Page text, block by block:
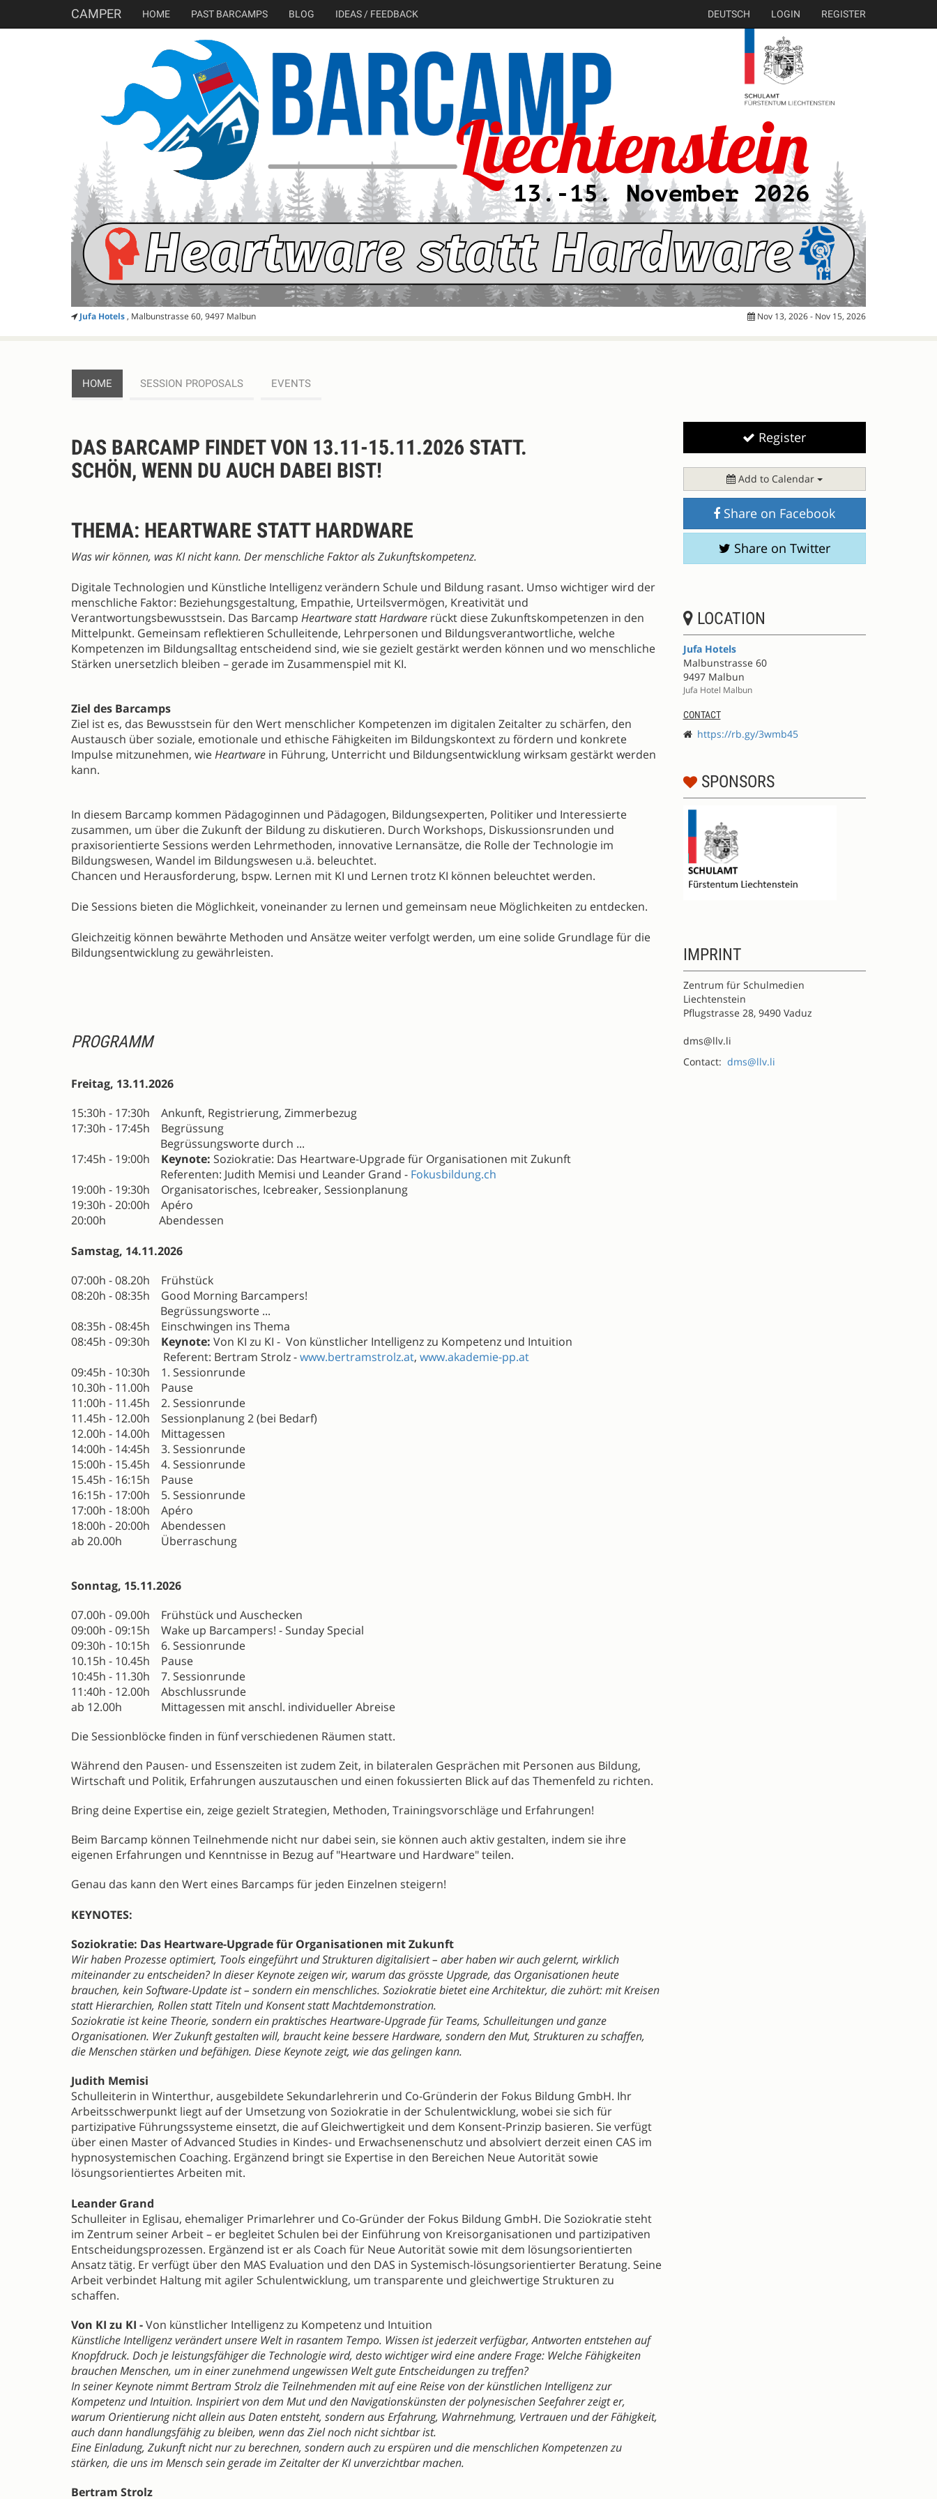
CAMPER HOME PAST BARCAMPS BLOG IDEAS / FEEDBACK DEUTSCH LOGIN REGISTER
Jufa Hotels, Malbunstrasse 60, 9497 Malbun Nov 13, 2026 - Nov 15, 2026
HOME SESSION PROPOSALS EVENTS
DESCRIPTION
DAS BARCAMP FINDET VON 13.11-15.11.2026 STATT.
SCHÖN, WENN DU AUCH DABEI BIST!
THEMA: HEARTWARE STATT HARDWARE
Was wir können, was KI nicht kann. Der menschliche Faktor als Zukunftskompetenz.
Digitale Technologien und Künstliche Intelligenz verändern Schule und Bildung rasant. Umso wichtiger wird der
menschliche Faktor: Beziehungsgestaltung, Empathie, Urteilsvermögen, Kreativität und
Verantwortungsbewusstsein. Das Barcamp Heartware statt Hardware rückt diese Zukunftskompetenzen in den
Mittelpunkt. Gemeinsam reflektieren Schulleitende, Lehrpersonen und Bildungsverantwortliche, welche
Kompetenzen im Bildungsalltag entscheidend sind, wie sie gezielt gestärkt werden können und wo menschliche
Stärken unersetzlich bleiben – gerade im Zusammenspiel mit KI.
Ziel des Barcamps
Ziel ist es, das Bewusstsein für den Wert menschlicher Kompetenzen im digitalen Zeitalter zu schärfen, den
Austausch über soziale, emotionale und ethische Fähigkeiten im Bildungskontext zu fördern und konkrete
Impulse mitzunehmen, wieHeartware in Führung, Unterricht und Bildungsentwicklung wirksam gestärkt werden
kann.
In diesem Barcamp kommen Pädagoginnen und Pädagogen, Bildungsexperten, Politiker und Interessierte
zusammen, um über die Zukunft der Bildung zu diskutieren. Durch Workshops, Diskussionsrunden und
praxisorientierte Sessions werden Lehrmethoden, innovative Lernansätze, die Rolle der Technologie im
Bildungswesen, Wandel im Bildungswesen u.ä. beleuchtet.
Chancen und Herausforderung, bspw. Lernen mit KI und Lernen trotz KI können beleuchtet werden.
Die Sessions bieten die Möglichkeit, voneinander zu lernen und gemeinsam neue Möglichkeiten zu entdecken.
Gleichzeitig können bewährte Methoden und Ansätze weiter verfolgt werden, um eine solide Grundlage für die
Bildungsentwicklung zu gewährleisten.
PROGRAMM
Freitag, 13.11.2026
15:30h - 17:30h Ankunft, Registrierung, Zimmerbezug
17:30h - 17:45h Begrüssung
Begrüssungsworte durch ...
17:45h - 19:00h Keynote: Soziokratie: Das Heartware-Upgrade für Organisationen mit Zukunft
Referenten: Judith Memisi und Leander Grand - Fokusbildung.ch
19:00h - 19:30h Organisatorisches, Icebreaker, Sessionplanung
19:30h - 20:00h Apéro
20:00h Abendessen
Samstag, 14.11.2026
07:00h - 08.20h Frühstück
08:20h - 08:35h Good Morning Barcampers!
Begrüssungsworte ...
08:35h - 08:45h Einschwingen ins Thema
08:45h - 09:30h
Keynote: Von KI zu KI - Von künstlicher Intelligenz zu Kompetenz und Intuition
Referent: Bertram Strolz -www.bertramstrolz.at, www.akademie-pp.at
09:45h - 10:30h 1. Sessionrunde
10.30h - 11.00h Pause
11:00h - 11.45h 2. Sessionrunde
11.45h - 12.00h Sessionplanung 2 (bei Bedarf)
12.00h - 14.00h Mittagessen
14:00h - 14:45h 3. Sessionrunde
15:00h - 15.45h 4. Sessionrunde
15.45h - 16:15h Pause
16:15h - 17:00h 5. Sessionrunde
17:00h - 18:00h Apéro
18:00h - 20:00h Abendessen
ab 20.00h Überraschung
Sonntag, 15.11.2026
07.00h - 09.00h Frühstück und Auschecken
09:00h - 09:15h Wake up Barcampers! - Sunday Special
09:30h - 10:15h 6. Sessionrunde
10.15h - 10.45h Pause
10:45h - 11.30h 7. Sessionrunde
11:40h - 12.00h Abschlussrunde
ab 12.00h Mittagessen mit anschl. individueller Abreise
Die Sessionblöcke finden in fünf verschiedenen Räumen statt.
Während den Pausen- und Essenszeiten ist zudem Zeit, in bilateralen Gesprächen mit Personen aus Bildung,
Wirtschaft und Politik, Erfahrungen auszutauschen und einen fokussierten Blick auf das Themenfeld zu richten.
Bring deine Expertise ein, zeige gezielt Strategien, Methoden, Trainingsvorschläge und Erfahrungen!
Beim Barcamp können Teilnehmende nicht nur dabei sein, sie können auch aktiv gestalten, indem sie ihre
eigenen Erfahrungen und Kenntnisse in Bezug auf "Heartware und Hardware" teilen.
Genau das kann den Wert eines Barcamps für jeden Einzelnen steigern!
KEYNOTES:
Soziokratie: Das Heartware-Upgrade für Organisationen mit Zukunft
Wir haben Prozesse optimiert, Tools eingeführt und Strukturen digitalisiert – aber haben wir auch gelernt, wirklich
miteinander zu entscheiden? In dieser Keynote zeigen wir, warum das grösste Upgrade, das Organisationen heute
brauchen, kein Software-Update ist – sondern ein menschliches. Soziokratie bietet eine Architektur, die zuhört: mit Kreisen
statt Hierarchien, Rollen statt Titeln und Konsent statt Machtdemonstration.
Soziokratie ist keine Theorie, sondern ein praktisches Heartware-Upgrade für Teams, Schulleitungen und ganze
Organisationen. Wer Zukunft gestalten will, braucht keine bessere Hardware, sondern den Mut, Strukturen zu schaffen,
die Menschen stärken und befähigen. Diese Keynote zeigt, wie das gelingen kann.
Judith Memisi
Schulleiterin in Winterthur, ausgebildete Sekundarlehrerin und Co-Gründerin der Fokus Bildung GmbH. Ihr
Arbeitsschwerpunkt liegt auf der Umsetzung von Soziokratie in der Schulentwicklung, wobei sie sich für
partizipative Führungssysteme einsetzt, die auf Gleichwertigkeit und dem Konsent-Prinzip basieren. Sie verfügt
über einen Master of Advanced Studies in Kindes- und Erwachsenenschutz und absolviert derzeit einen CAS im
hypnosystemischen Coaching. Ergänzend bringt sie Expertise in den Bereichen Neue Autorität sowie
lösungsorientiertes Arbeiten mit.
Leander Grand
Schulleiter in Eglisau, ehemaliger Primarlehrer und Co-Gründer der Fokus Bildung GmbH. Die Soziokratie steht
im Zentrum seiner Arbeit – er begleitet Schulen bei der Einführung von Kreisorganisationen und partizipativen
Entscheidungsprozessen. Ergänzend ist er als Coach für Neue Autorität sowie mit dem lösungsorientierten
Ansatz tätig. Er verfügt über den MAS Evaluation und den DAS in Systemisch-lösungsorientierter Beratung. Seine
Arbeit verbindet Haltung mit agiler Schulentwicklung, um transparente und gleichwertige Strukturen zu
schaffen.
Von KI zu KI -Von künstlicher Intelligenz zu Kompetenz und Intuition
Künstliche Intelligenz verändert unsere Welt in rasantem Tempo. Wissen ist jederzeit verfügbar, Antworten entstehen auf
Knopfdruck. Doch je leistungsfähiger die Technologie wird, desto wichtiger wird eine andere Frage: Welche Fähigkeiten
brauchen Menschen, um in einer zunehmend ungewissen Welt gute Entscheidungen zu treffen?
In seiner Keynote nimmt Bertram Strolz die Teilnehmenden mit auf eine Reise von der künstlichen Intelligenz zur
Kompetenz und Intuition. Inspiriert von dem Mut und den Navigationskünsten der polynesischen Seefahrer zeigt er,
warum Orientierung nicht allein aus Daten entsteht, sondern aus Erfahrung, Wahrnehmung, Vertrauen und der Fähigkeit,
auch dann handlungsfähig zu bleiben, wenn das Ziel noch nicht sichtbar ist.
Eine Einladung, Zukunft nicht nur zu berechnen, sondern auch zu erspüren und die menschlichen Kompetenzen zu
stärken, die uns im Mensch sein gerade im Zeitalter der KI unverzichtbar machen.
Bertram Strolz
Register
Add to Calendar
Share on Facebook
Share on Twitter
LOCATION
Jufa Hotels
Malbunstrasse 60
9497 Malbun
Jufa Hotel Malbun
CONTACT
https://rb.gy/3wmb45
SPONSORS
IMPRINT
Zentrum für Schulmedien
Liechtenstein
Pflugstrasse 28, 9490 Vaduz
dms@llv.li
Contact: dms@llv.li